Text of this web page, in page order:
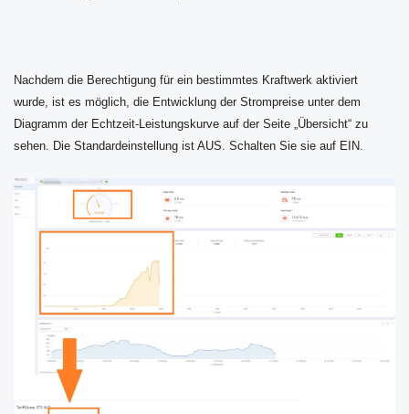
Nachdem die Berechtigung für ein bestimmtes Kraftwerk aktiviert
wurde, ist es möglich, die Entwicklung der Strompreise unter dem
Diagramm der Echtzeit-Leistungskurve auf der Seite „Übersicht“ zu
sehen. Die Standardeinstellung ist AUS. Schalten Sie sie auf EIN.